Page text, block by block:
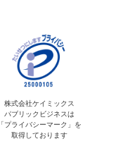
株式会社ケイミックス
パブリックビジネスは
「プライバシーマーク」を
取得しております